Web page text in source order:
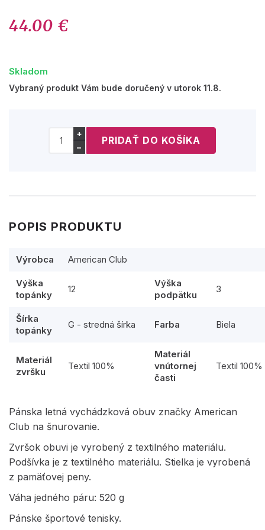
44.00 €
Skladom
Vybraný produkt Vám bude doručený v utorok 11.8.
+
−
POPIS PRODUKTU
Výrobca American Club
Výška
topánky
12
Výška
podpätku
3
Šírka
topánky
G - stredná šírka Farba Biela
Materiál
zvršku
Textil 100%
Materiál
vnútornej
časti
Textil 100%
Pánska letná vychádzková obuv značky American
Club na šnurovanie.
Zvršok obuvi je vyrobený z textilného materiálu.
Podšívka je z textilného materiálu. Stielka je vyrobená
z pamäťovej peny.
Váha jedného páru: 520 g
Pánske športové tenisky.